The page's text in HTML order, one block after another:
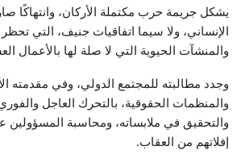
يشكل جريمة حرب مكتملة الأركان، وانتهاكًا
الإنساني، ولا سيما اتفاقيات جنيف، التي
والمنشآت الحيوية التي لا صلة لها بالأعمال
وجدد مطالبته للمجتمع الدولي، وفي مقدمته
والمنظمات الحقوقية، بالتحرك العاجل والفوري
والتحقيق في ملابساته، ومحاسبة
إفلاتهم من العقاب.